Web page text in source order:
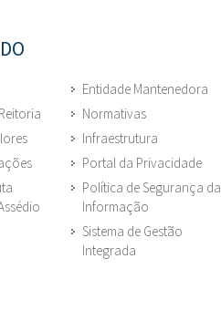
Entidade Mantenedora
Normativas
Infraestrutura
Portal da Privacidade
Política de Segurança da
Informação
Sistema de Gestão
Integrada